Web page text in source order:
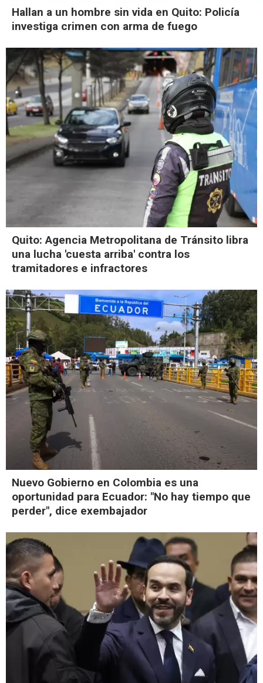
Hallan a un hombre sin vida en Quito: Policía
investiga crimen con arma de fuego
Quito: Agencia Metropolitana de Tránsito libra
una lucha 'cuesta arriba' contra los
tramitadores e infractores
Nuevo Gobierno en Colombia es una
oportunidad para Ecuador: "No hay tiempo que
perder", dice exembajador